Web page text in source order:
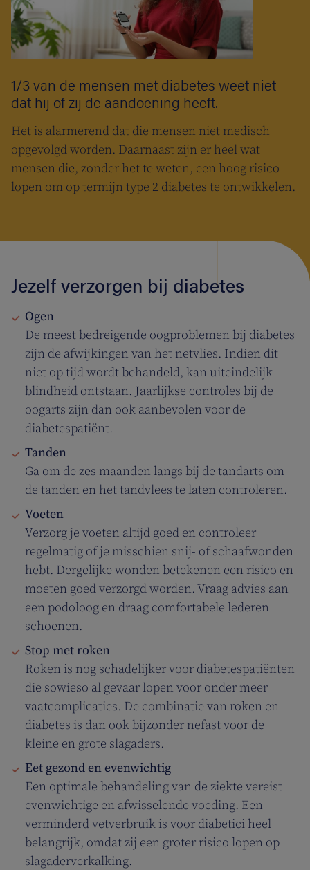
1/3 van de mensen met diabetes weet niet
dat hij of zij de aandoening heeft.
Het is alarmerend dat die mensen niet medisch
opgevolgd worden. Daarnaast zijn er heel wat
mensen die, zonder het te weten, een hoog risico
lopen om op termijn type 2 diabetes te ontwikkelen.
Jezelf verzorgen bij diabetes
Ogen
De meest bedreigende oogproblemen bij diabetes
zijn de afwijkingen van het netvlies. Indien dit
niet op tijd wordt behandeld, kan uiteindelijk
blindheid ontstaan. Jaarlijkse controles bij de
oogarts zijn dan ook aanbevolen voor de
diabetespatiënt.
Tanden
Ga om de zes maanden langs bij de tandarts om
de tanden en het tandvlees te laten controleren.
Voeten
Verzorg je voeten altijd goed en controleer
regelmatig of je misschien snij- of schaafwonden
hebt. Dergelijke wonden betekenen een risico en
moeten goed verzorgd worden. Vraag advies aan
een podoloog en draag comfortabele lederen
schoenen.
Stop met roken
Roken is nog schadelijker voor diabetespatiënten
die sowieso al gevaar lopen voor onder meer
vaatcomplicaties. De combinatie van roken en
diabetes is dan ook bijzonder nefast voor de
kleine en grote slagaders.
Eet gezond en evenwichtig
Een optimale behandeling van de ziekte vereist
evenwichtige en afwisselende voeding. Een
verminderd vetverbruik is voor diabetici heel
belangrijk, omdat zij een groter risico lopen op
slagaderverkalking.